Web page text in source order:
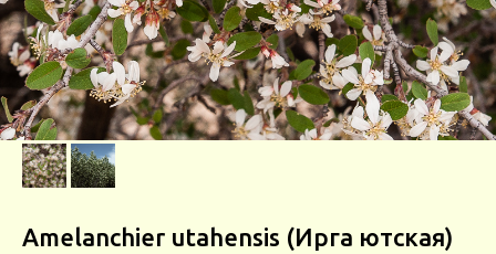
Amelanchier utahensis (Ирга ютская)